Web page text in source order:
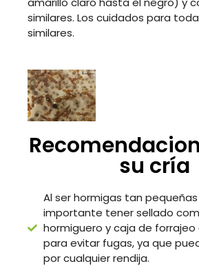
similares. Los cuidados para
similares.
su cría
Al ser hormigas tan
importante tener sellado
hormiguero y caja de forrajeo
para evitar fugas, ya que
por cualquier rendija.